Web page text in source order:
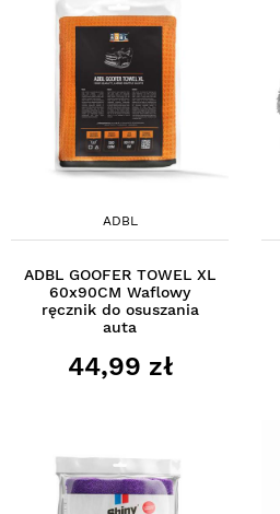
ADBL
ADBL GOOFER TOWEL XL
60x90CM Waflowy
ręcznik do osuszania
auta
44,99 zł